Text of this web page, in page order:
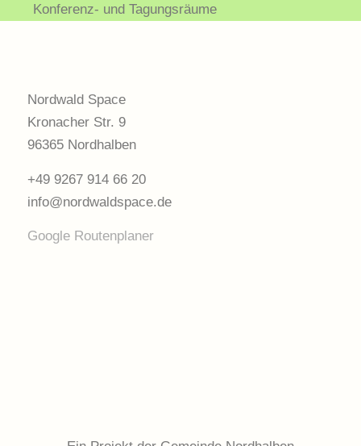
Konferenz- und Tagungsräume
Nordwald Space
Kronacher Str. 9
96365 Nordhalben
+49 9267 914 66 20
info@nordwaldspace.de
Google Routenplaner